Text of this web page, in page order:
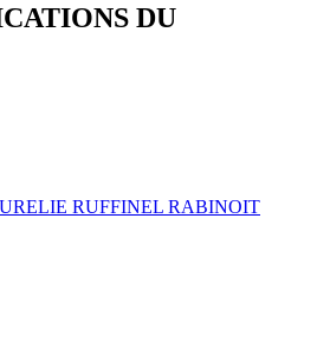
DU
RUFFINEL RABINOIT